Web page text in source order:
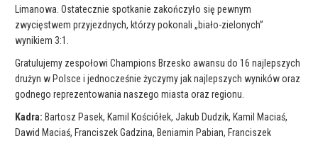
Limanowa. Ostatecznie spotkanie zakończyło się pewnym
zwycięstwem przyjezdnych, którzy pokonali „biało-zielonych”
wynikiem 3:1.
Gratulujemy zespołowi Champions Brzesko awansu do 16 najlepszych
drużyn w Polsce i jednocześnie życzymy jak najlepszych wyników oraz
godnego reprezentowania naszego miasta oraz regionu.
Kadra: Bartosz Pasek, Kamil Kościółek, Jakub Dudzik, Kamil Maciaś,
Dawid Maciaś, Franciszek Gadzina, Beniamin Pabian, Franciszek